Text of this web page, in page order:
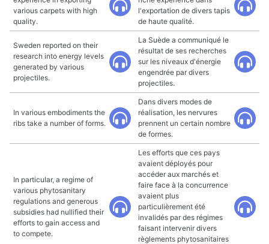
various carpets with high
quality.
l'exportation de divers tapis
de haute qualité.
Sweden reported on their
research into energy levels
generated by various
projectiles.
La Suède a communiqué le
résultat de ses recherches
sur les niveaux d'énergie
engendrée par divers
projectiles.
In various embodiments the
ribs take a number of forms.
Dans divers modes de
réalisation, les nervures
prennent un certain nombre
de formes.
In particular, a regime of
various phytosanitary
regulations and generous
subsidies had nullified their
efforts to gain access and
to compete.
Les efforts que ces pays
avaient déployés pour
accéder aux marchés et
faire face à la concurrence
avaient plus
particulièrement été
invalidés par des régimes
faisant intervenir divers
règlements phytosanitaires